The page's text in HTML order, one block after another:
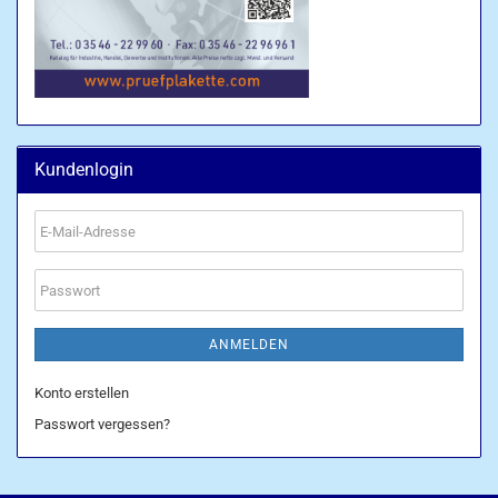
Kundenlogin
E-
Mail-
Adresse
Passwort
ANMELDEN
Konto erstellen
Passwort vergessen?